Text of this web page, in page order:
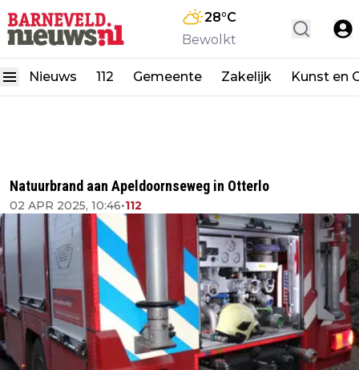
28°C
Bewolkt
Nieuws 112 Gemeente Zakelijk Kunst en
Natuurbrand aan Apeldoornseweg in Otterlo
02 APR 2025, 10:46•112